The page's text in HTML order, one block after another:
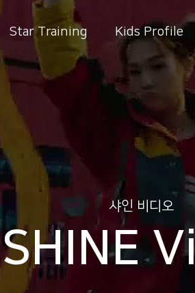
Star Training Kids Profile
샤인 비디오
SHINE